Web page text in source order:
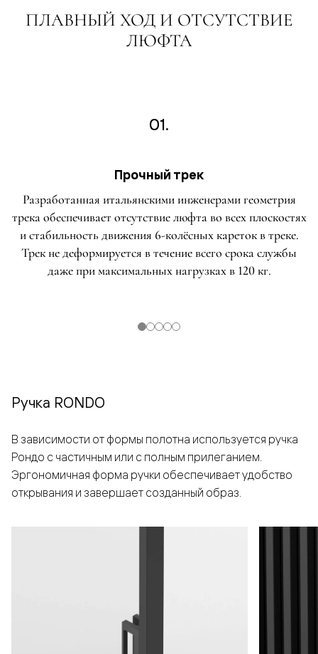
ПЛАВНЫЙ ХОД И ОТСУТСТВИЕ
ЛЮФТА
01.
Прочный трек
Разработанная итальянскими инженерами геометрия
трека обеспечивает отсутствие люфта во всех плоскостях
и стабильность движения 6-колёсных кареток в треке.
Трек не деформируется в течение всего срока службы
даже при максимальных нагрузках в 120 кг.
Ручка RONDO
В зависимости от формы полотна используется ручка
Рондо с частичным или с полным прилеганием.
Эргономичная форма ручки обеспечивает удобство
открывания и завершает созданный образ.